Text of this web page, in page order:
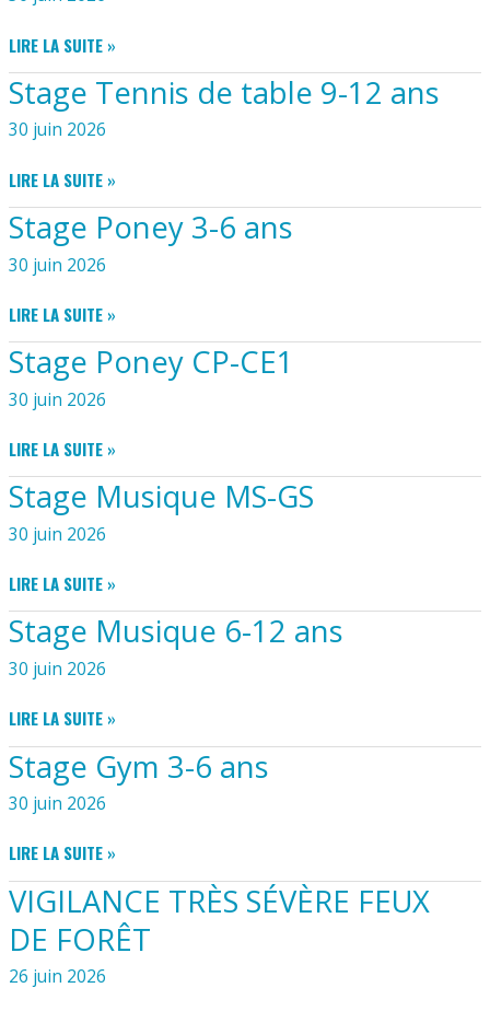
L’EAU
LE
DÉPARTEMENT
DE
CHARENTE-
MARITIME
COMMISSIONS
DE
TRAVAIL
LA
LIRE LA SUITE »
Stage Tennis de table 9-12 ans
30 juin 2026
STAGE
TENNIS
DE
9-
ANS
LIRE LA SUITE »
Stage Poney 3-6 ans
30 juin 2026
STAGE
PONEY
3-
ANS
LIRE LA SUITE »
Stage Poney CP-CE1
30 juin 2026
STAGE
PONEY
CP-
LIRE LA SUITE »
Stage Musique MS-GS
30 juin 2026
STAGE
MUSIQUE
MS-
LIRE LA SUITE »
Stage Musique 6-12 ans
30 juin 2026
STAGE
MUSIQUE
6-
ANS
LIRE LA SUITE »
Stage Gym 3-6 ans
30 juin 2026
STAGE
GYM
3-
6
ANS
LIRE LA SUITE »
VIGILANCE TRÈS SÉVÈRE FEUX
DE FORÊT
26 juin 2026